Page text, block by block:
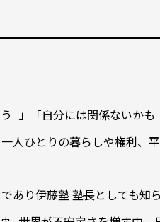
…」「自分には関係ないか
人ひとりの暮らしや権利、
あり伊藤塾 塾長としても知